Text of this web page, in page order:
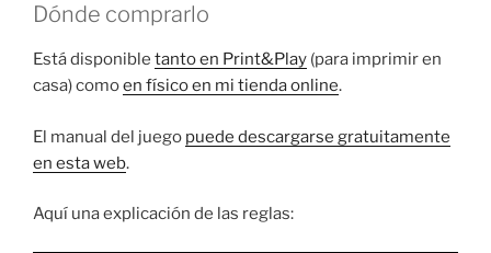
Dónde comprarlo
Está disponible tanto en Print&Play (para imprimir en
casa) comoen físico en mi tienda online.
El manual del juego puede descargarse gratuitamente
en esta web.
Aquí una explicación de las reglas: